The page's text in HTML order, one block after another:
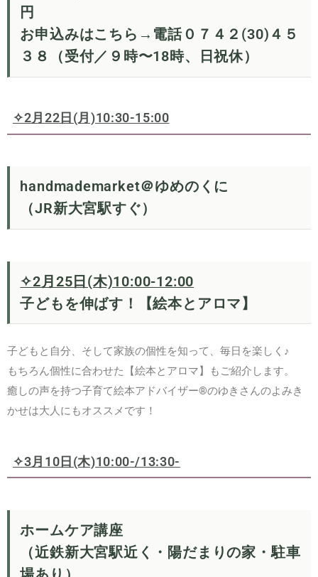
円
お申込みはこちら→電話０７４２(30)４５
３８（受付／９時〜18時、日祝休）
✧2月22日(月)10:30-15:00
handmademarket＠ゆめのくに
（JR新大宮駅すぐ）
✧2月25日(木)10:00-12:00
子どもを伸ばす！【絵本とアロマ】
子どもと自分、そして家族の個性を知って、毎日を楽しく♪
もちろん個性に合わせた【絵本とアロマ】もご紹介します。
癒しの声を持つ子育て絵本アドバイザー®のゆきさんのよみき
かせは大人にもオススメです！
✧3月10日(木)10:00-/13:30-
ホームケア講座
（近鉄新大宮駅近く・陽だまりの家・駐車